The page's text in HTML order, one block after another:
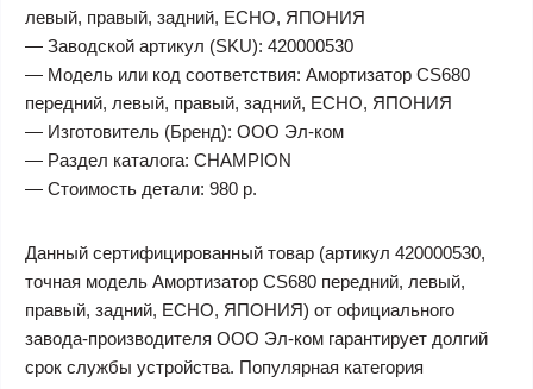
левый, правый, задний, ECHO, ЯПОНИЯ
— Заводской артикул (SKU): 420000530
— Модель или код соответствия: Амортизатор CS680
передний, левый, правый, задний, ECHO, ЯПОНИЯ
— Изготовитель (Бренд): ООО Эл-ком
— Раздел каталога: CHAMPION
— Стоимость детали: 980 р.
Данный сертифицированный товар (артикул 420000530,
точная модель Амортизатор CS680 передний, левый,
правый, задний, ECHO, ЯПОНИЯ) от официального
завода-производителя ООО Эл-ком гарантирует долгий
срок службы устройства. Популярная категория